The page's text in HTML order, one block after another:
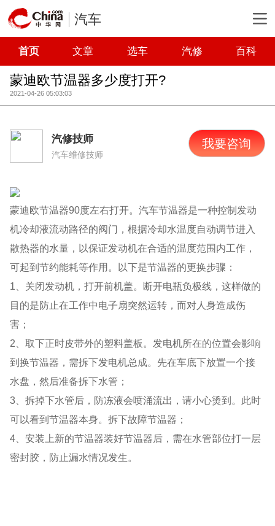
汽车
首页 文章 选车 汽修 百科
蒙迪欧节温器多少度打开?
2021-04-26 05:03:03
汽修技师
汽车维修技师
我要咨询
蒙迪欧节温器90度左右打开。汽车节温器是一种控制发动
机冷却液流动路径的阀门，根据冷却水温度自动调节进入
散热器的水量，以保证发动机在合适的温度范围内工作，
可起到节约能耗等作用。以下是节温器的更换步骤：
1、关闭发动机，打开前机盖。断开电瓶负极线，这样做的
目的是防止在工作中电子扇突然运转，而对人身造成伤
害；
2、取下正时皮带外的塑料盖板。发电机所在的位置会影响
到换节温器，需拆下发电机总成。先在车底下放置一个接
水盘，然后准备拆下水管；
3、拆掉下水管后，防冻液会喷涌流出，请小心烫到。此时
可以看到节温器本身。拆下故障节温器；
4、安装上新的节温器装好节温器后，需在水管部位打一层
密封胶，防止漏水情况发生。